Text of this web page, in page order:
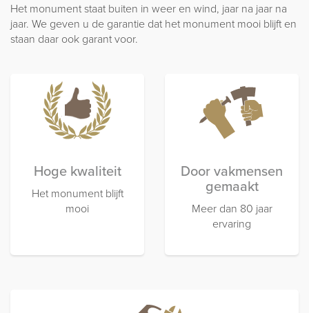
Het monument staat buiten in weer en wind, jaar na jaar na
jaar. We geven u de garantie dat het monument mooi blijft en
staan daar ook garant voor.
Hoge kwaliteit
Het monument blijft
mooi
Door vakmensen
gemaakt
Meer dan 80 jaar
ervaring